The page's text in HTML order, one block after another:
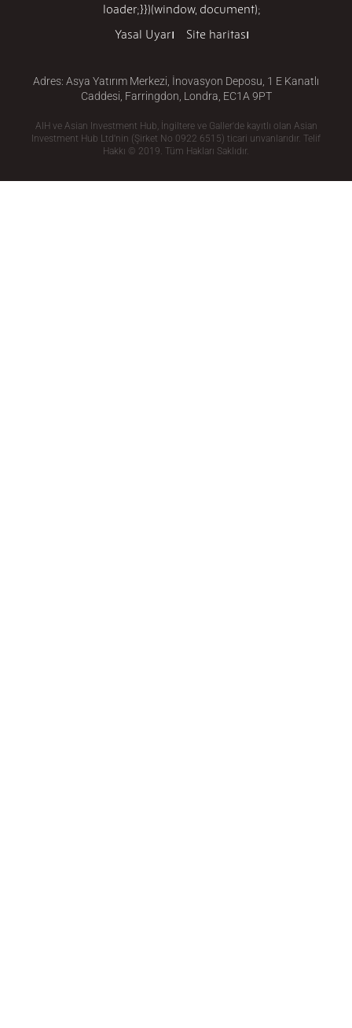
loader;}})(window, document);
Yasal Uyarı
Site haritası
Adres: Asya Yatırım Merkezi, İnovasyon Deposu, 1 E Kanatlı
Caddesi, Farringdon, Londra, EC1A 9PT
AIH ve Asian Investment Hub, İngiltere ve Galler'de kayıtlı olan Asian
Investment Hub Ltd'nin (Şirket No 0922 6515) ticari unvanlarıdır. Telif
Hakkı © 2019. Tüm Hakları Saklıdır.